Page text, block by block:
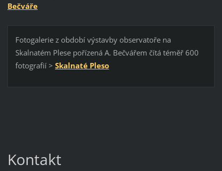
Bečváře
Fotogalerie z období výstavby observatoře na
Skalnatém Plese pořízená A. Bečvářem čítá téměř 600
fotografií > Skalnaté Pleso
Kontakt